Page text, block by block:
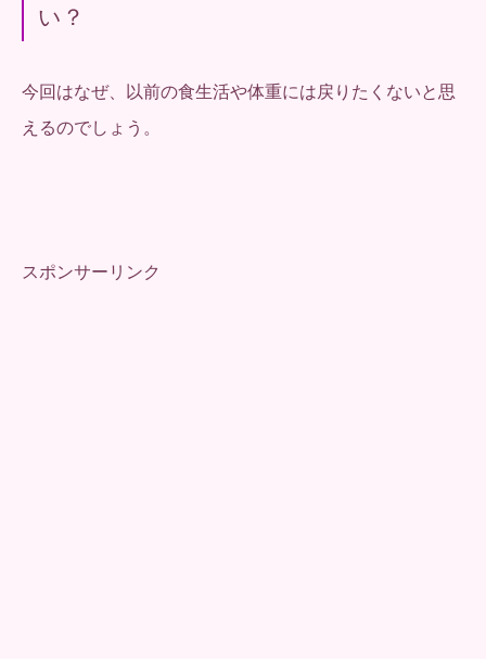
い？
今回はなぜ、以前の食生活や体重には戻りたくないと思
えるのでしょう。
スポンサーリンク